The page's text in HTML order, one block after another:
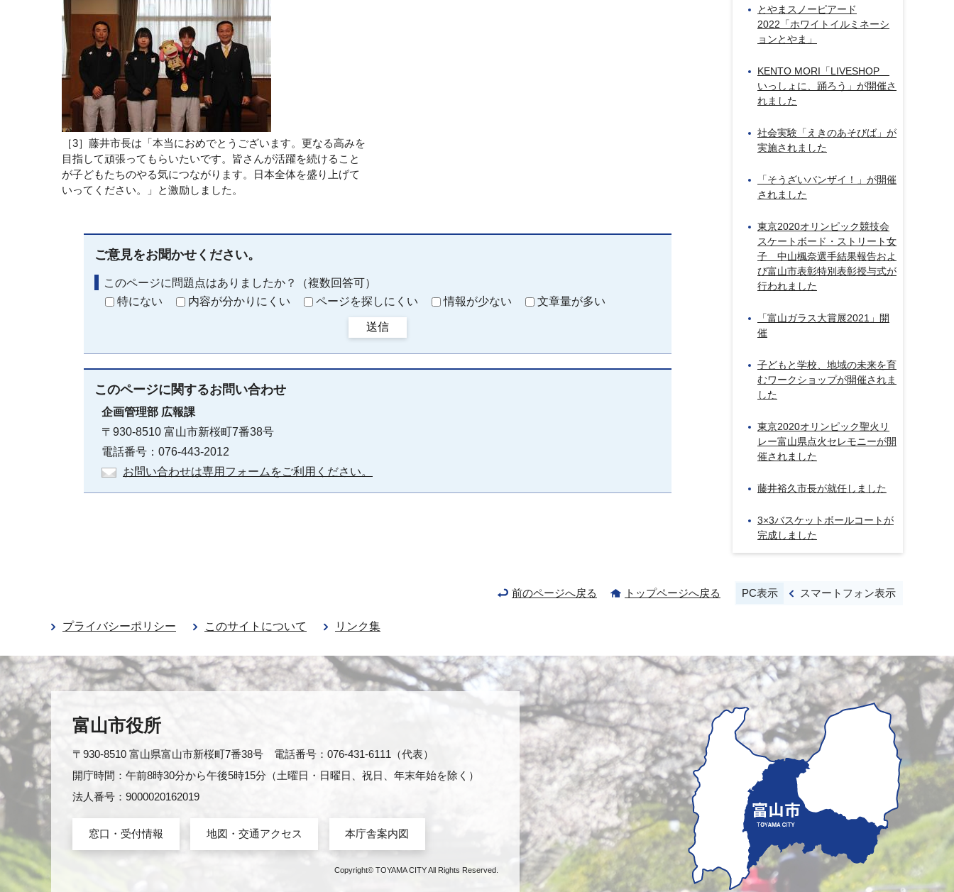
［3］藤井市長は「本当におめでとうございます。更なる高みを
目指して頑張ってもらいたいです。皆さんが活躍を続けること
が子どもたちのやる気につながります。日本全体を盛り上げて
いってください。」と激励しました。
ご意見をお聞かせください。
このページに問題点はありましたか？（複数回答可）
特にない
内容が分かりにくい ページを探しにくい 情報が少ない 文章量が多い
送信
このページに関するお問い合わせ
企画管理部 広報課
〒930-8510 富山市新桜町7番38号
電話番号：076-443-2012
お問い合わせは専用フォームをご利用ください。
とやまスノーピアード
2022「ホワイトイルミネーシ
ョンとやま」
KENTO MORI「LIVESHOP
いっしょに、踊ろう」が開催さ
れました
社会実験「えきのあそびば」が
実施されました
「そうざいバンザイ！」が開催
されました
東京2020オリンピック競技会
スケートボード・ストリート女
子 中山楓奈選手結果報告およ
び富山市表彰特別表彰授与式が
行われました
「富山ガラス大賞展2021」開
催
子どもと学校、地域の未来を育
むワークショップが開催されま
した
東京2020オリンピック聖火リ
レー富山県点火セレモニーが開
催されました
藤井裕久市長が就任しました
3×3バスケットボールコートが
完成しました
前のページへ戻る トップページへ戻る PC表示 スマートフォン表示
プライバシーポリシー このサイトについて リンク集
富山市役所
〒930-8510 富山県富山市新桜町7番38号 電話番号：076-431-6111（代表）
開庁時間：午前8時30分から午後5時15分（土曜日・日曜日、祝日、年末年始を除く）
法人番号：9000020162019
窓口・受付情報 地図・交通アクセス 本庁舎案内図
Copyright© TOYAMA CITY All Rights Reserved.